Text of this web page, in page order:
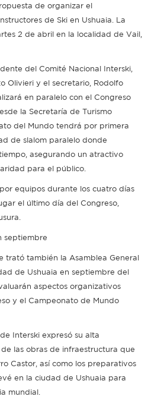
de organizar el
de Ski en Ushuaia. La
2 de abril en la localidad de Vail,
del Comité Nacional Interski,
Olivieri y el secretario, Rodolfo
en paralelo con el Congreso
la Secretaría de Turismo
del Mundo tendrá por primera
de slalom paralelo donde
asegurando un atractivo
para el público.
equipos durante los cuatro días
el último día del Congreso,
septiembre
trató también la Asamblea General
de Ushuaia en septiembre del
aspectos organizativos
y el Campeonato de Mundo
Interski expresó su alta
las obras de infraestructura que
Castor, así como los preparativos
en la ciudad de Ushuaia para
mundial.